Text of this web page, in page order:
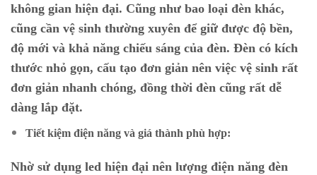
không gian hiện đại. Cũng như bao loại đèn khác,
cũng cần vệ sinh thường xuyên để giữ được độ bền,
độ mới và khả năng chiếu sáng của đèn. Đèn có kích
thước nhỏ gọn, cấu tạo đơn giản nên việc vệ sinh rất
đơn giản nhanh chóng, đồng thời đèn cũng rất dễ
dàng lắp đặt.
Tiết kiệm điện năng và giá thành phù hợp:
Nhờ sử dụng led hiện đại nên lượng điện năng đèn